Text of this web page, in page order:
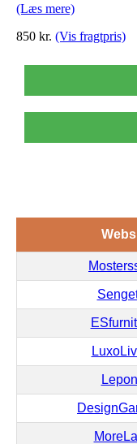
(Læs mere)
850 kr. (Vis fragtpris)